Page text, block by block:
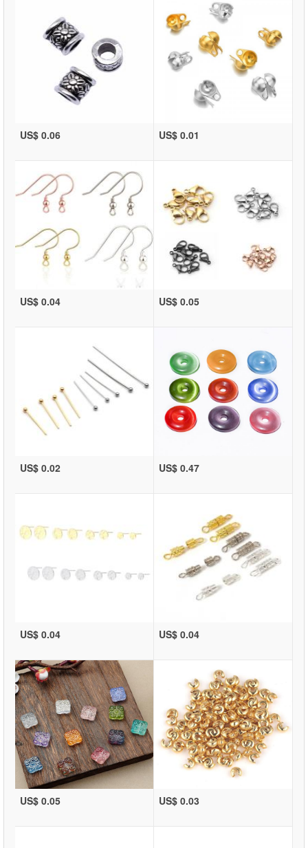
US$ 0.06 US$ 0.01
US$ 0.04 US$ 0.05
US$ 0.02 US$ 0.47
US$ 0.04 US$ 0.04
US$ 0.05 US$ 0.03